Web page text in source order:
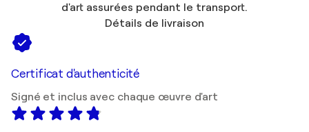
d'art assurées pendant le transport.
Détails de livraison
Certificat d'authenticité
Signé et inclus avec chaque œuvre d'art